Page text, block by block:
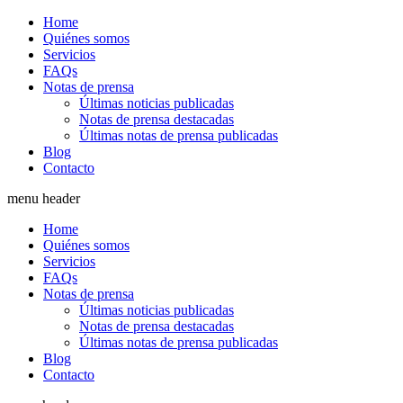
Saltar
contenido
Home
Quiénes somos
Servicios
FAQs
Notas de prensa
Últimas noticias publicadas
Notas de prensa destacadas
Últimas notas de prensa publicadas
Blog
Contacto
menu header
Home
Quiénes somos
Servicios
FAQs
Notas de prensa
Últimas noticias publicadas
Notas de prensa destacadas
Últimas notas de prensa publicadas
Blog
Contacto